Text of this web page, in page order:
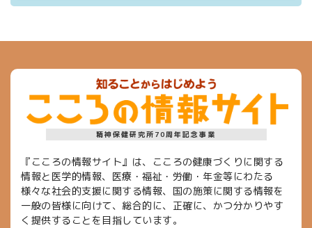
精神保健研究所70周年記念事業
『こころの情報サイト』は、こころの健康づくりに関する
情報と医学的情報、医療・福祉・労働・年金等にわたる
様々な社会的支援に関する情報、国の施策に関する情報を
一般の皆様に向けて、総合的に、正確に、かつ分かりやす
く提供することを目指しています。